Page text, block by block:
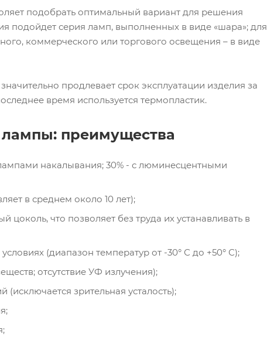
подобрать оптимальный вариант для решения
подойдет серия ламп, выполненных в виде «шара»; для
коммерческого или торгового освещения – в виде
продлевает срок эксплуатации изделия за
время используется термопластик.
преимущества
накалывания; 30% - с люминесцентными
в среднем около 10 лет);
что позволяет без труда их устанавливать в
(диапазон температур от -30° С до +50° С);
отсутствие УФ излучения);
зрительная усталость);